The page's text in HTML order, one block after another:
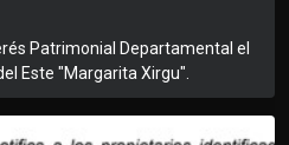
Patrimonial Departamental el
Este "Margarita Xirgu".